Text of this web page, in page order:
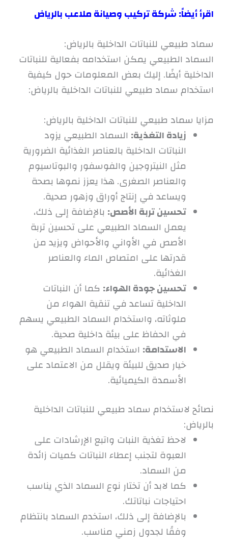
اقرأ أيضاً:شركة تركيب وصيانة ملاعب بالرياض
سماد طبيعي للنباتات الداخلية بالرياض:
السماد الطبيعي يمكن استخدامه بفعالية للنباتات
الداخلية أيضًا. إليك بعض المعلومات حول كيفية
استخدام سماد طبيعي للنباتات الداخلية بالرياض:
مزايا سماد طبيعي للنباتات الداخلية بالرياض:
زيادة التغذية: السماد الطبيعي يزود
النباتات الداخلية بالعناصر الغذائية الضرورية
مثل النيتروجين والفوسفور والبوتاسيوم
والعناصر الصغرى. هذا يعزز نموها بصحة
ويساعد في إنتاج أوراق وزهور صحية.
تحسين تربة الأصص: بالإضافة إلى ذلك،
يعمل السماد الطبيعي على تحسين تربة
الأصص في الأواني والأحواض ويزيد من
قدرتها على امتصاص الماء والعناصر
الغذائية.
تحسين جودة الهواء: كما أن النباتات
الداخلية تساعد في تنقية الهواء من
ملوثاته، واستخدام السماد الطبيعي يسهم
في الحفاظ على بيئة داخلية صحية.
الاستدامة: استخدام السماد الطبيعي هو
خيار صديق للبيئة ويقلل من الاعتماد على
الأسمدة الكيميائية.
نصائح لاستخدام سماد طبيعي للنباتات الداخلية
بالرياض:
لاحظ تغذية النبات واتبع الإرشادات على
العبوة لتجنب إعطاء النباتات كميات زائدة
من السماد.
كما لابد أن تختار نوع السماد الذي يناسب
احتياجات نباتاتك.
بالإضافة إلى ذلك، استخدم السماد بانتظام
وفقًا لجدول زمني مناسب.